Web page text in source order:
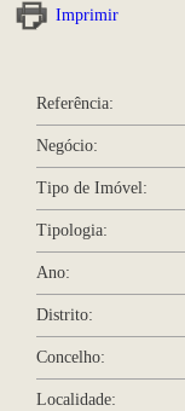
Imprimir
Referência:
Negócio:
Tipo de Imóvel:
Tipologia:
Ano:
Distrito:
Concelho:
Localidade: